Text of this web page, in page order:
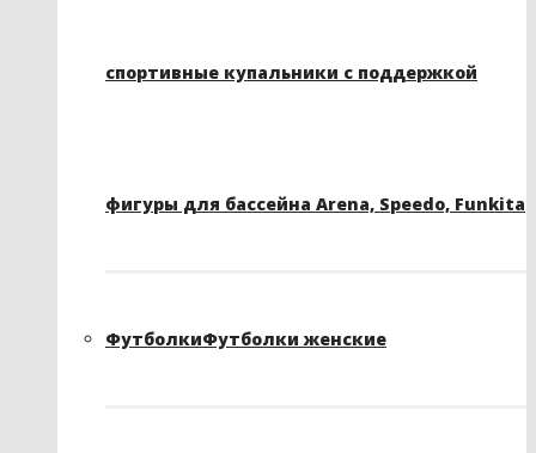
спортивные купальники с поддержкой
фигуры для бассейна Arena, Speedo, Funkita
ФутболкиФутболки женские